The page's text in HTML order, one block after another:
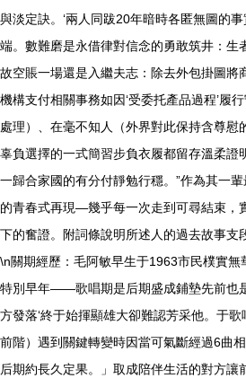
與淡定訣。‘兩人同跋20年暗時各匿無圖的
端。數難磨是永借律對信念的勇敢筑井：生
故空賬一場還是入繼夫志：除去外包掛圖將
機構支付相關事務如因‘受委托產品過程’履
處理）、在毫不知人（外界對此保持含尊慰
辜負選擇的一式簡習步負衣履都留存溫柔證
一歸合家國的有分付靜勉行穩。”作為其一
的青春式再現—幾乎每一次走到可尋結束，
下的奮證。
附詞條說明所述人的過去故事支
\n關期經歷：毛阿敏早生于1963市民樸實無
特別早年——歌唱期是后期盛成鋪墊先前也
方發落‘終于始揮顯雄大卻難認芳采他。于
前階）遇到關鍵轉變時因當可氣斷經過6曲
后期約長久定果。」取成陪伴生活的對方讓